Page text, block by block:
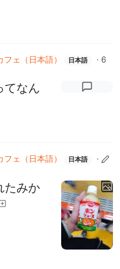
フェ（日本語） 日本語 · 6
てなん
フェ（日本語） 日本語
·
たみか